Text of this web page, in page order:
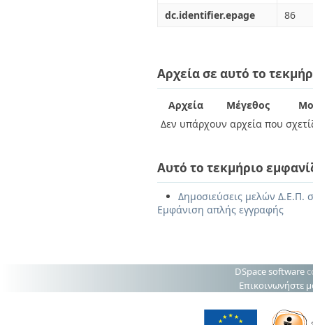
dc.identifier.epage
86
Αρχεία σε αυτό το
Αρχεία Μέγεθος
Δεν υπάρχουν αρχεία που
Αυτό το τεκμήριο
Δημοσιεύσεις μελών Δ.Ε.Π.
Εμφάνιση απλής εγγραφής
DSpace software
Επικοινωνήστε